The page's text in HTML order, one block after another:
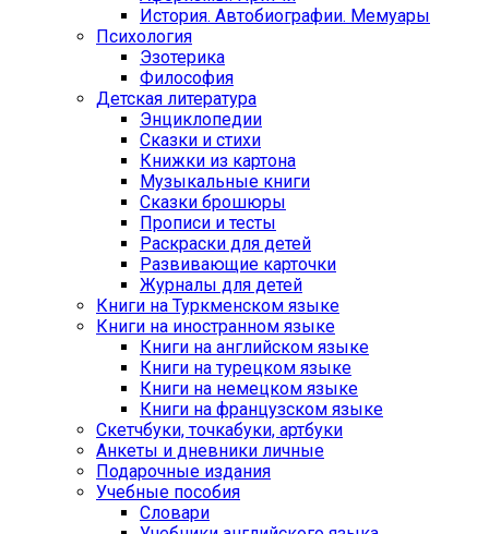
История. Автобиографии. Мемуары
Психология
Эзотерика
Философия
Детская литература
Энциклопедии
Сказки и стихи
Книжки из картона
Музыкальные книги
Сказки брошюры
Прописи и тесты
Раскраски для детей
Развивающие карточки
Журналы для детей
Книги на Туркменском языке
Книги на иностранном языке
Книги на английском языке
Книги на турецком языке
Книги на немецком языке
Книги на французском языке
Cкетчбуки, точкабуки, артбуки
Анкеты и дневники личные
Подарочные издания
Учебные пособия
Словари